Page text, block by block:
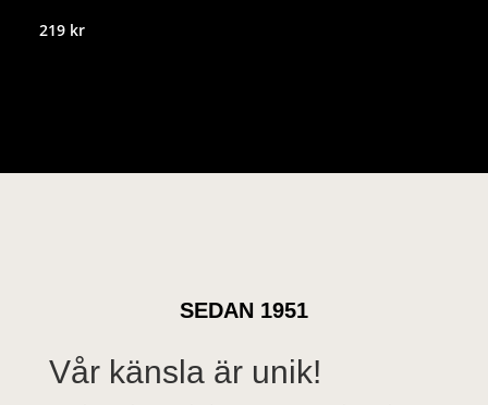
219 kr
SEDAN 1951
Vår känsla är unik!